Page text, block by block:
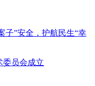
子”安全，护航民生“幸
委员会成立